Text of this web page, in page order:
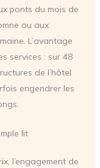
ponts du mois de
ou aux
L’avantage
services : sur 48
de l’hôtel
engendrer les
lit
l’engagement de